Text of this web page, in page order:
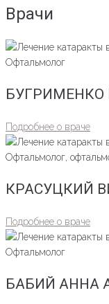
Врачи
Офтальмолог
БУГРИМЕНКО
Подробнее о враче
Офтальмолог,
КРАСУЦКИЙ
Подробнее о враче
Офтальмолог
БАБИЙ АННА